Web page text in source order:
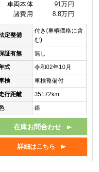
車両本体
91万円
諸費用
8.8万円
定整備
付き(車輌価格に含
む)
証有無
無し
式
令和02年10月
検
車検整備付
行距離
35172km
銀
在庫お問合わせ
詳細はこちら